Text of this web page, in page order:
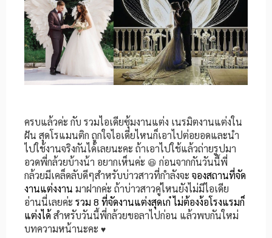
ครบแล้วค่ะ กับ รวมไอเดียซุ้มงานแต่ง เนรมิตงานแต่งใน
ฝัน สุดโรแมนติก ถูกใจไอเดียไหนก็เอาไปต่อยอดและนำ
ไปใช้งานจริงกันได้เลยนะคะ ถ้าเอาไปใช้แล้วถ่ายรูปมา
อวดพี่กล้วยบ้างน้า อยากเห็นค่ะ 😆 ก่อนจากกันวันนี้พี่
กล้วยมีเคล็ดลับดีๆสำหรับบ่าวสาวที่กำลังจะ จองสถานที่จัด
งานแต่งงาน มาฝากค่ะ ถ้าบ่าวสาวคู่ไหนยังไม่มีไอเดีย
อ่านนี่เลยค่ะ รวม 8 ที่จัดงานแต่งสุดเก๋ ไม่ต้องง้อโรงแรมก็
แต่งได้ สำหรับวันนี้พี่กล้วยขอลาไปก่อน แล้วพบกันใหม่
บทความหน้านะคะ ♥️